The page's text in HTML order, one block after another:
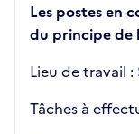
Les postes en
du principe de
Lieu de travail :
Tâches à